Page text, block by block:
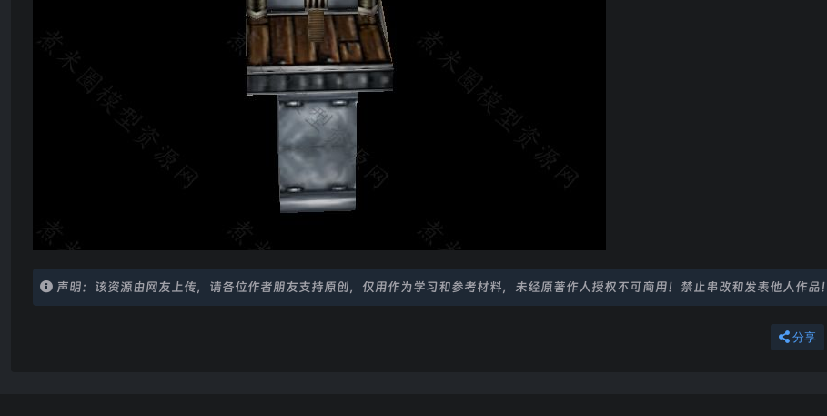
声明：该资源由网友上传，请各位作者朋友支持原创，仅用作为学习和参考材料，未经原著作人授权不可商用！禁止串改和发表他人作品！
分享